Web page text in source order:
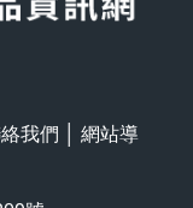
我們
網站導